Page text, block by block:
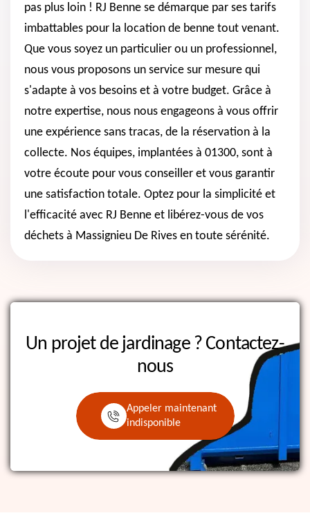
pas plus loin ! RJ Benne se démarque par ses tarifs
imbattables pour la location de benne tout venant.
Que vous soyez un particulier ou un professionnel,
nous vous proposons un service sur mesure qui
s'adapte à vos besoins et à votre budget. Grâce à
notre expertise, nous nous engageons à vous offrir
une expérience sans tracas, de la réservation à la
collecte. Nos équipes, implantées à 01300, sont à
votre écoute pour vous conseiller et vous garantir
une satisfaction totale. Optez pour la simplicité et
l'efficacité avec RJ Benne et libérez-vous de vos
déchets à Massignieu De Rives en toute sérénité.
Un projet de jardinage ? Contactez-
nous
Appeler maintenant
indisponible